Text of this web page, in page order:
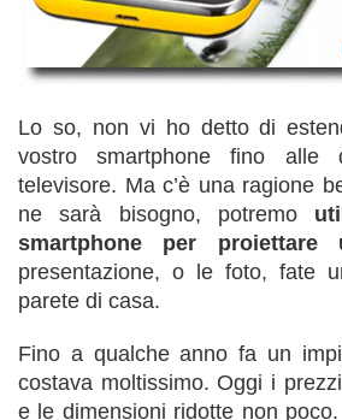
Lo so, non vi ho detto di
vostro smartphone fino alle
televisore. Ma c’è una ragione
ne sarà bisogno, potremo
smartphone per proiettare
presentazione, o le foto, fate
parete di casa.
Fino a qualche anno fa un
costava moltissimo. Oggi i
e le dimensioni ridotte non